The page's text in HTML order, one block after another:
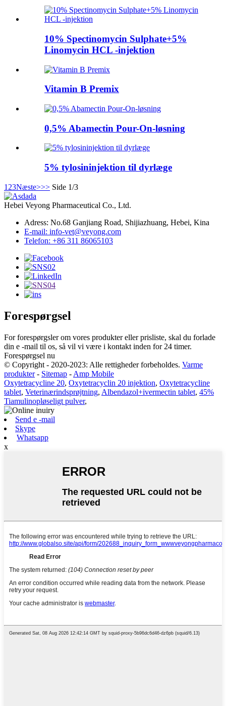
10% Spectinomycin Sulphate+5%
Linomycin HCL -injektion
Vitamin B Premix
0,5% Abamectin Pour-On-løsning
5% tylosininjektion til dyrlæge
1 23Næste>>> Side 1/3
Hebei Veyong Pharmaceutical Co., Ltd.
Adress: No.68 Ganjiang Road, Shijiazhuang, Hebei, Kina
E-mail: info-vet@veyong.com
Telefon: +86 311 86065103
Forespørgsel
For forespørgsler om vores produkter eller prisliste, skal du forlade
din e -mail til os, så vil vi være i kontakt inden for 24 timer.
Forespørgsel nu
© Copyright - 2020-2023: Alle rettigheder forbeholdes. Varme
produkter- Sitemap - Amp Mobile
Oxytetracycline 20, Oxytetracyclin 20 injektion, Oxytetracycline
tablet, Veterinærindsprøjtning, Albendazol+ivermectin tablet, 45%
Tiamulinopløseligt pulver,
Send e -mail
Skype
Whatsapp
x